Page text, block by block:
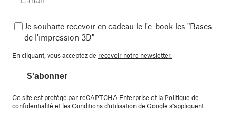
Je souhaite recevoir en cadeau le l'e-book les "Bases
de l'impression 3D"
En cliquant, vous acceptez de recevoir notre newsletter.
S'abonner
Ce site est protégé par reCAPTCHA Enterprise et la Politique de
confidentialité et lesConditions d'utilisationde Google s'appliquent.